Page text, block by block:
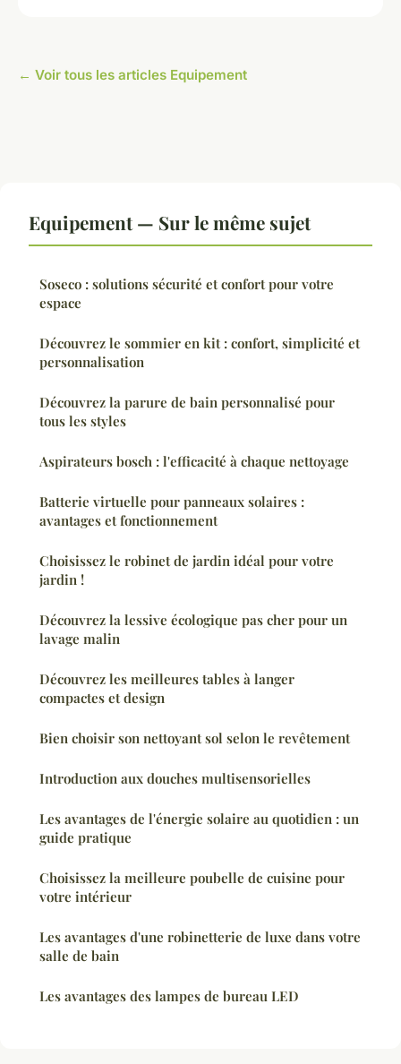
← Voir tous les articles Equipement
Equipement — Sur le même sujet
Soseco : solutions sécurité et confort pour votre
espace
Découvrez le sommier en kit : confort, simplicité et
personnalisation
Découvrez la parure de bain personnalisé pour
tous les styles
Aspirateurs bosch : l'efficacité à chaque nettoyage
Batterie virtuelle pour panneaux solaires :
avantages et fonctionnement
Choisissez le robinet de jardin idéal pour votre
jardin !
Découvrez la lessive écologique pas cher pour un
lavage malin
Découvrez les meilleures tables à langer
compactes et design
Bien choisir son nettoyant sol selon le revêtement
Introduction aux douches multisensorielles
Les avantages de l'énergie solaire au quotidien : un
guide pratique
Choisissez la meilleure poubelle de cuisine pour
votre intérieur
Les avantages d'une robinetterie de luxe dans votre
salle de bain
Les avantages des lampes de bureau LED